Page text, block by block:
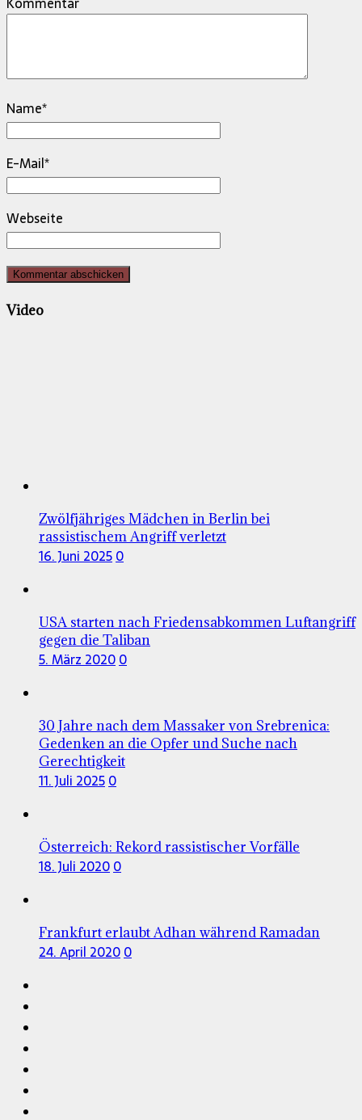
Name*
E-Mail*
Webseite
Video
Zwölfjähriges Mädchen in Berlin bei
rassistischem Angriff verletzt
16. Juni 20250
USA starten nach Friedensabkommen Luftangriff
gegen die Taliban
5. März 20200
30 Jahre nach dem Massaker von Srebrenica:
Gedenken an die Opfer und Suche nach
Gerechtigkeit
11. Juli 20250
Österreich: Rekord rassistischer Vorfälle
18. Juli 20200
Frankfurt erlaubt Adhan während Ramadan
24. April 20200